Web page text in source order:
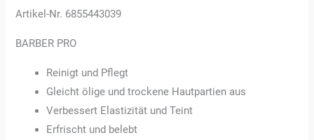
Artikel-Nr. 6855443039
BARBER PRO
Reinigt und Pflegt
Gleicht ölige und trockene Hautpartien aus
Verbessert Elastizität und Teint
Erfrischt und belebt